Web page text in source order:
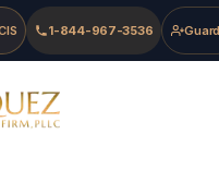
1-844-967-3536
Home